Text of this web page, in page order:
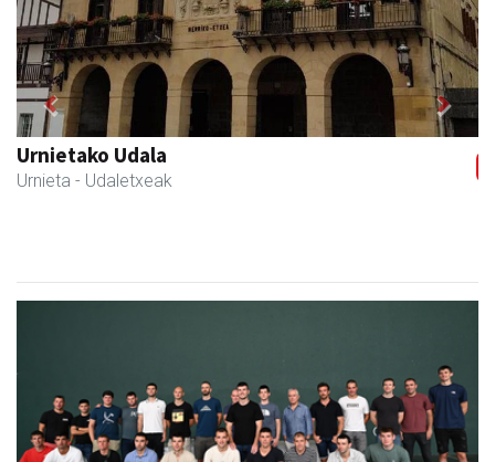
Urnietako Udala
Urnieta - Udaletxeak
Previous Next